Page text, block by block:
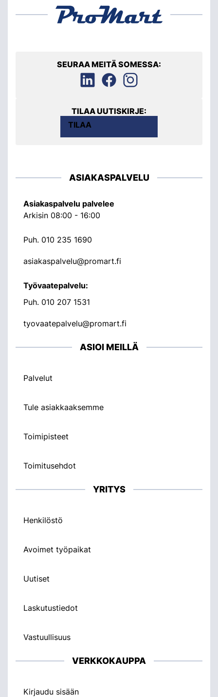
SEURAA MEITÄ SOMESSA:
TILAA UUTISKIRJE:
TILAA
ASIAKASPALVELU
Asiakaspalvelu palvelee
Arkisin 08:00 - 16:00
Puh. 010 235 1690
asiakaspalvelu@promart.fi
Työvaatepalvelu:
Puh. 010 207 1531
tyovaatepalvelu@promart.fi
ASIOI MEILLÄ
Palvelut
Tule asiakkaaksemme
Toimipisteet
Toimitusehdot
YRITYS
Henkilöstö
Avoimet työpaikat
Uutiset
Laskutustiedot
Vastuullisuus
VERKKOKAUPPA
Kirjaudu sisään